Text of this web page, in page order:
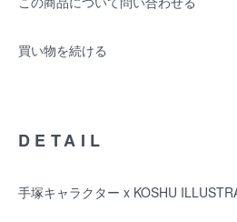
買い物を続ける
DETAIL
手塚キャラクター x KOSHU